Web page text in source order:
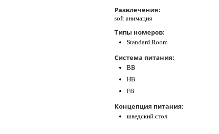
Развлечения:
soft анимация
Типы номеров:
Standard Room
Система питания:
BB
HB
FB
Концепция питания:
шведский стол